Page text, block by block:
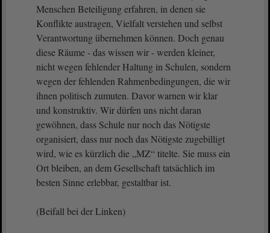
Menschen Beteiligung erfahren, in denen sie
Konflikte austragen, Vielfalt verstehen und selbst
Verantwortung übernehmen können. Doch genau
diese Räume - das wissen wir - werden kleiner,
nicht wegen fehlender Haltung in Schulen, sondern
wegen der fehlenden Rahmenbedingungen, die wir
ihnen politisch zumuten. Davor warnen wir klar
und konstruktiv. Wir dürfen uns nicht daran
gewöhnen, dass Schule nur noch das Nötigste
organisiert, dass nur noch das Nötigste zugebilligt
wird, wie es kürzlich die „MZ“ titelte. Sie muss ein
Ort bleiben, an dem Gesellschaft tatsächlich im
besten Sinne erlebbar, gestaltbar ist.
(Beifall bei der Linken)